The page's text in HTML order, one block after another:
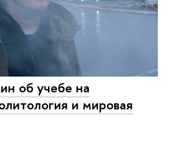
об учебе на
и мировая